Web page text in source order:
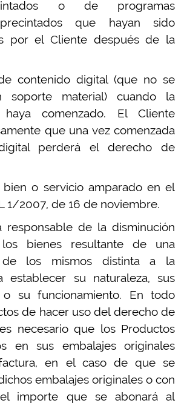
o de programas
que hayan sido
por el Cliente después de la
contenido digital (que no se
soporte material) cuando la
comenzado. El Cliente
que una vez comenzada
perderá el derecho de
bien o servicio amparado en el
1/2007, de 16 de noviembre.
responsable de la disminución
bienes resultante de una
de los mismos distinta a la
establecer su naturaleza, sus
o su funcionamiento. En todo
de hacer uso del derecho de
necesario que los Productos
en sus embalajes originales
en el caso de que se
embalajes originales o con
importe que se abonará al